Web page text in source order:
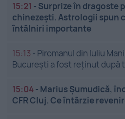
15:21 - Surprize în dragoste
chinezești. Astrologii spun
întâlniri importante
15:13 - Piromanul din Iuliu
București a fost reținut după
15:04- Marius Șumudică,
CFR Cluj. Ce întârzie